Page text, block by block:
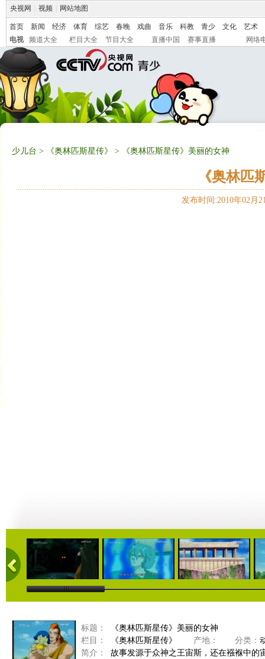
央视网 视频 网站地图
首页 新闻 经济 体育 综艺 春晚 戏曲 音乐 科教 青少 文化
艺术
电视
频道大全 栏目大全 节目大全 直播中国 赛事直播 网络
少儿台 > 《奥林匹斯星传》 > 《奥林匹斯星传》美丽的女神
《奥林匹
发布时间:2010年02月
16:38 17:25 18:05
标题：
《奥林匹斯星传》美丽的女神
栏目：
《奥林匹斯星传》 产地： 分类：
简介：
故事发源于众神之王宙斯，还在襁褓中的